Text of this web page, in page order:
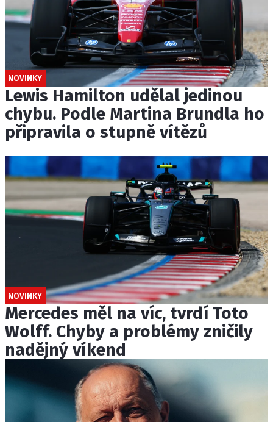
NOVINKY
Lewis Hamilton udělal jedinou
chybu. Podle Martina Brundla ho
připravila o stupně vítězů
NOVINKY
Mercedes měl na víc, tvrdí Toto
Wolff. Chyby a problémy zničily
nadějný víkend